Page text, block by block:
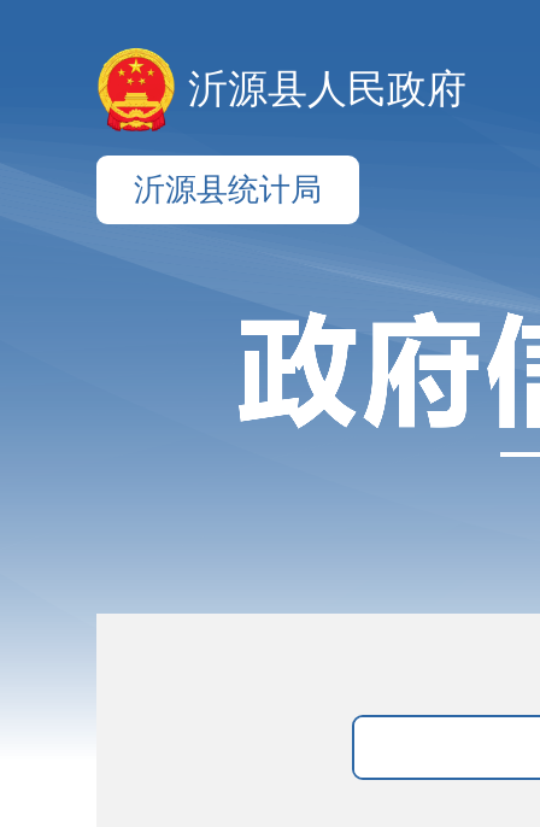
沂源县人民政府
沂源县统计局